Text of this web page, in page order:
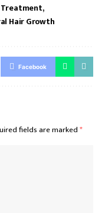
Hair Growth
Facebook
fields are marked*